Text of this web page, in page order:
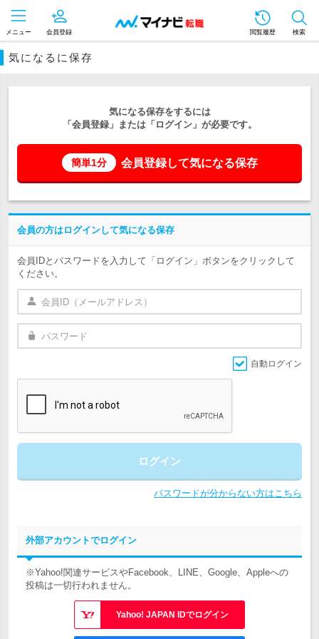
メニュー 会員登録 閲覧履歴 検索
気になるに保存
気になる保存をするには
「会員登録」または「ログイン」が必要です。
簡単1分 会員登録して気になる保存
会員の方はログインして気になる保存
会員IDとパスワードを入力して「ログイン」ボタンをクリックして
ください。
自動ログイン
ログイン
パスワードが分からない方はこちら
外部アカウントでログイン
※Yahoo!関連サービスやFacebook、LINE、Google、Appleへの
投稿は一切行われません。
Yahoo! JAPAN IDでログイン